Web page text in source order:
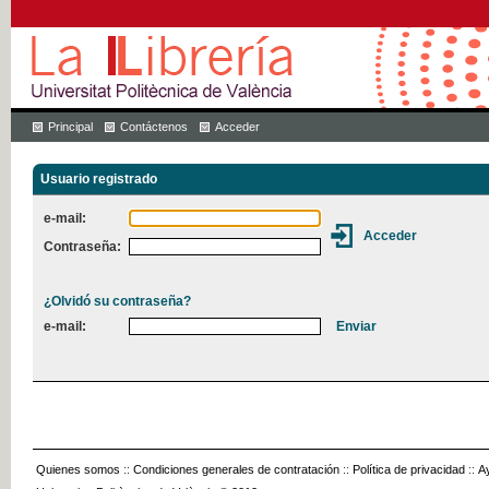
Principal Contáctenos Acceder
Usuario registrado
e-mail:
Contraseña:
¿Olvidó su contraseña?
e-mail:
Quienes somos :: Condiciones generales de contratación :: Política de privacidad ::